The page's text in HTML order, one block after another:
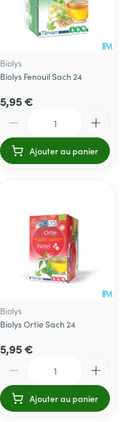
Biolys
Biolys Fenouil Sach 24
5,95 €
Ajouter au panier
Biolys
Biolys Ortie Sach 24
5,95 €
Ajouter au panier